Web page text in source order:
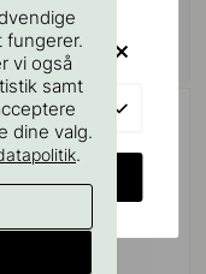
fungerer.
vi også
samt
dine valg.
.